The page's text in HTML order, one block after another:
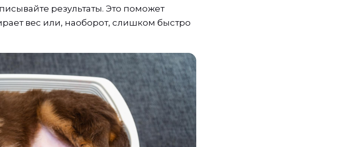
результаты. Это поможет
вес или, наоборот, слишком быстро